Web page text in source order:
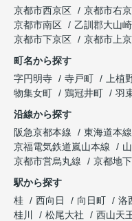
京都市西京区
京都市右
京都市南区
乙訓郡大山
京都市下京区
京都市上
町名から探す
字円明寺
寺戸町 上植
物集女町
鶏冠井町 羽
沿線から探す
阪急京都本線
東海道本線
京福電気鉄道嵐山本線
京都市営烏丸線
京都地
駅から探す
桂
西向日 向日町 洛
桂川
松尾大社 西山天